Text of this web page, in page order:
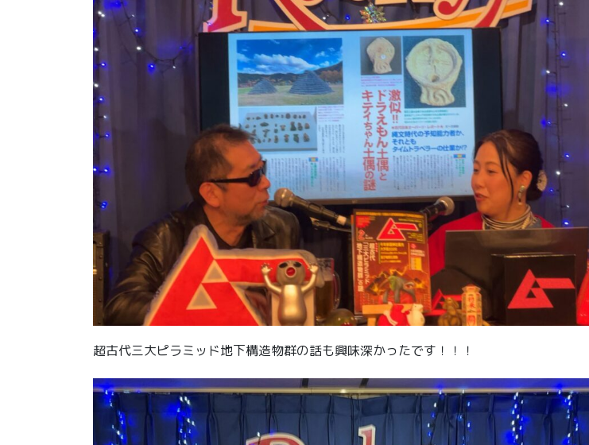
超古代三大ピラミッド地下構造物群の話も興味深かったです！！！